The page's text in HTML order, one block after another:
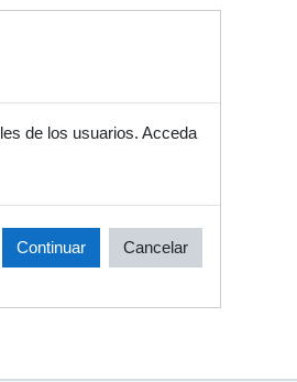
de los usuarios. Acceda
Continuar Cancelar